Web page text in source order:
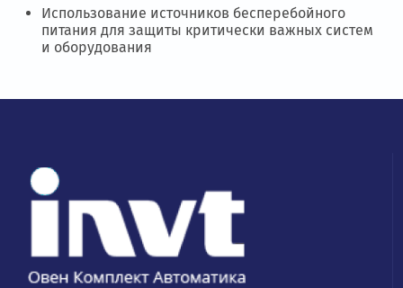
Использование источников бесперебойного
питания для защиты критически важных систем
и оборудования